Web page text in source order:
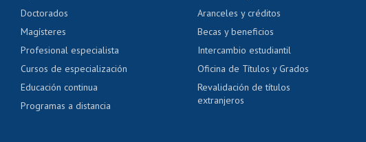
Pago de arancel y crédito exalumnos
Certificado de títulos y grados
Doctorados
Magísteres
Profesional especialista
Cursos de especialización
Educación continua
Programas a distancia
Aranceles y créditos
Becas y beneficios
Intercambio estudiantil
Oficina de Títulos y Grados
Revalidación de títulos
extranjeros